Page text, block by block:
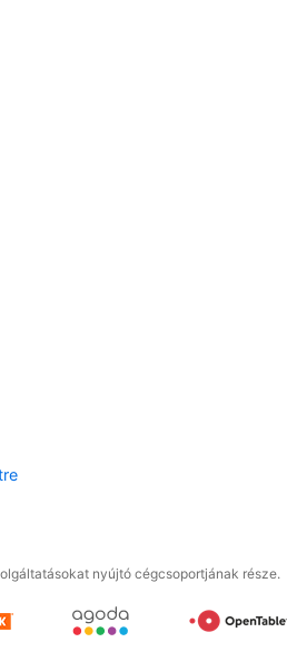
nyújtó cégcsoportjának része.